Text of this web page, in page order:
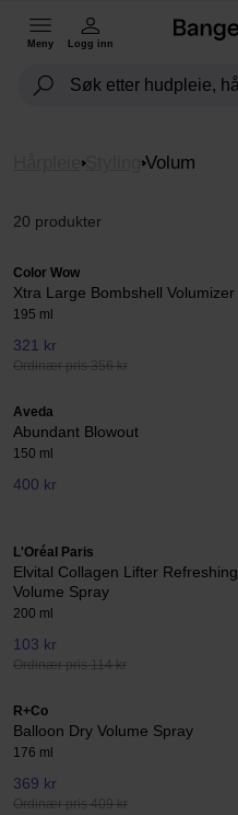
Meny Logg inn
Styling Volum
20 produkter
Color Wow
Xtra Large Bombshell Volumizer
195 ml
321 kr
Ordinær pris 356 kr
Aveda
Abundant Blowout
150 ml
400 kr
L'Oréal Paris
Elvital Collagen Lifter Refreshing
Volume Spray
200 ml
103 kr
Ordinær pris 114 kr
R+Co
Balloon Dry Volume Spray
176 ml
369 kr
Ordinær pris 409 kr